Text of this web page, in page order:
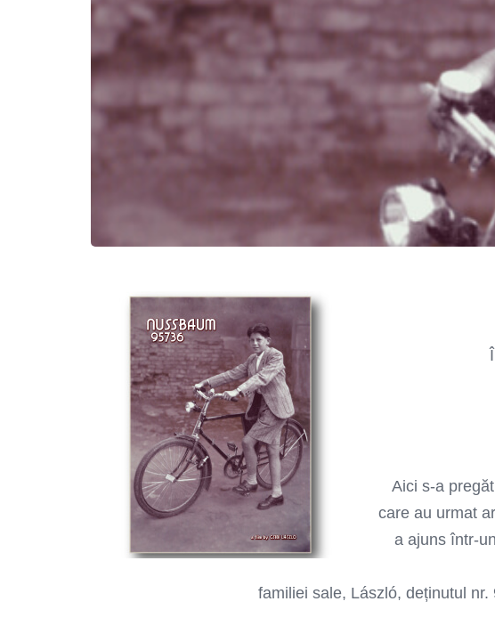
Aici s-a
care au urmat
a ajuns într-
familiei sale, László, deținutul